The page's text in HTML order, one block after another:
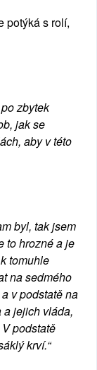
potýká s rolí,
zbytek
jak se
aby v této
byl, tak jsem
to hrozné a je
tomuhle
na sedmého
v podstatě na
a jejich vláda,
podstatě
krví.“